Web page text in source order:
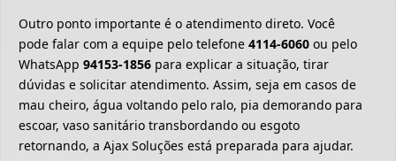
Outro ponto importante é o atendimento direto. Você
pode falar com a equipe pelo telefone 4114-6060 ou pelo
WhatsApp 94153-1856 para explicar a situação, tirar
dúvidas e solicitar atendimento. Assim, seja em casos de
mau cheiro, água voltando pelo ralo, pia demorando para
escoar, vaso sanitário transbordando ou esgoto
retornando, a Ajax Soluções está preparada para ajudar.